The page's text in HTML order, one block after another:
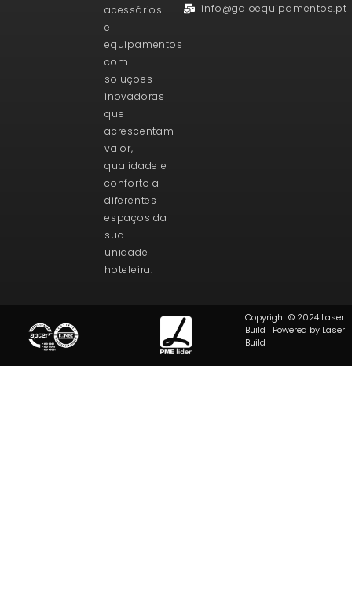
acessórios
e
equipamentos
com
soluções
inovadoras
que
acrescentam
valor,
qualidade e
conforto a
diferentes
espaços da
sua
unidade
hoteleira.
info@galoequipamentos.pt
Copyright © 2024 Laser
Build | Powered by Laser
Build